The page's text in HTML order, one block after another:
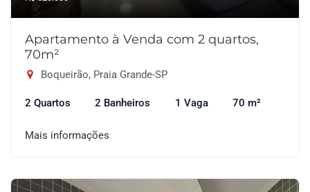
Apartamento à Venda com 2 quartos,
70m²
Boqueirão, Praia Grande-SP
2 Quartos 2 Banheiros 1 Vaga 70 m²
Mais informações